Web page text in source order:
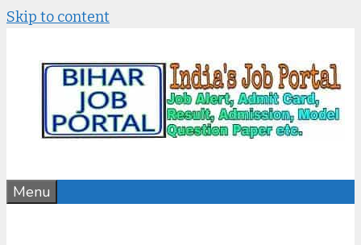
Skip to content
Menu